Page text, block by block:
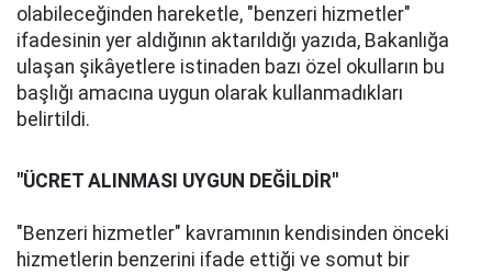
olabileceğinden hareketle, "benzeri hizmetler"
ifadesinin yer aldığının aktarıldığı yazıda, Bakanlığa
ulaşan şikâyetlere istinaden bazı özel okulların bu
başlığı amacına uygun olarak kullanmadıkları
belirtildi.
"ÜCRET ALINMASI UYGUN DEĞİLDİR"
"Benzeri hizmetler" kavramının kendisinden önceki
hizmetlerin benzerini ifade ettiği ve somut bir